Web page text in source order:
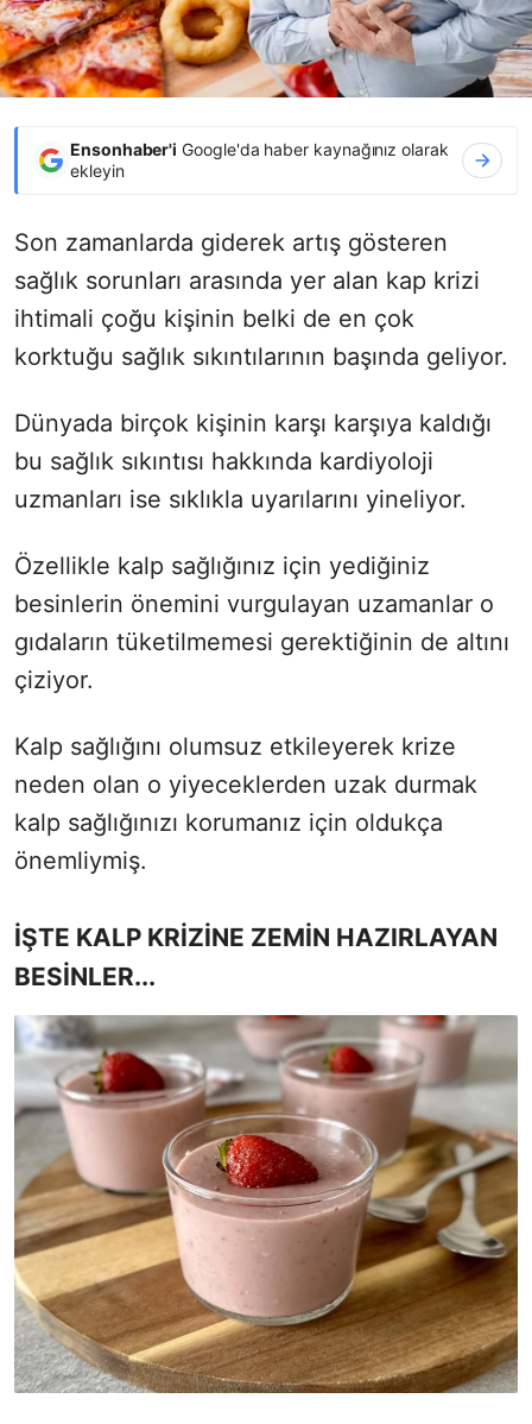
Ensonhaber'i Google'da haber kaynağınız olarak
ekleyin
Son zamanlarda giderek artış gösteren
sağlık sorunları arasında yer alan kap krizi
ihtimali çoğu kişinin belki de en çok
korktuğu sağlık sıkıntılarının başında geliyor.
Dünyada birçok kişinin karşı karşıya kaldığı
bu sağlık sıkıntısı hakkında kardiyoloji
uzmanları ise sıklıkla uyarılarını yineliyor.
Özellikle kalp sağlığınız için yediğiniz
besinlerin önemini vurgulayan uzamanlar o
gıdaların tüketilmemesi gerektiğinin de altını
çiziyor.
Kalp sağlığını olumsuz etkileyerek krize
neden olan o yiyeceklerden uzak durmak
kalp sağlığınızı korumanız için oldukça
önemliymiş.
İŞTE KALP KRİZİNE ZEMİN HAZIRLAYAN
BESİNLER...